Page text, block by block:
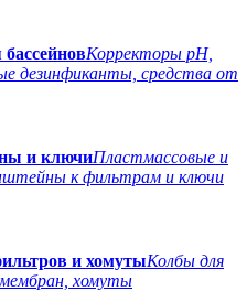
Корректоры рН,
дезинфиканты, средства от
и ключиПластмассовые и
к фильтрам и ключи
и хомутыКолбы для
хомуты